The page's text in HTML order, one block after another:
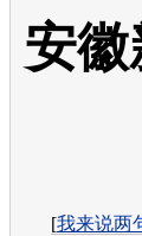
安
[我来说两